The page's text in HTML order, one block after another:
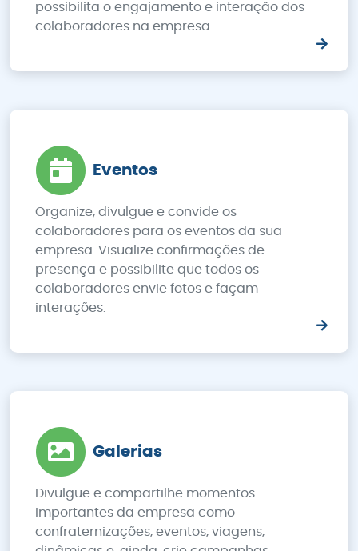
possibilita o engajamento e interação dos
colaboradores na empresa.
Eventos
Organize, divulgue e convide os
colaboradores para os eventos da sua
empresa. Visualize confirmações de
presença e possibilite que todos os
colaboradores envie fotos e façam
interações.
Galerias
Divulgue e compartilhe momentos
importantes da empresa como
confraternizações, eventos, viagens,